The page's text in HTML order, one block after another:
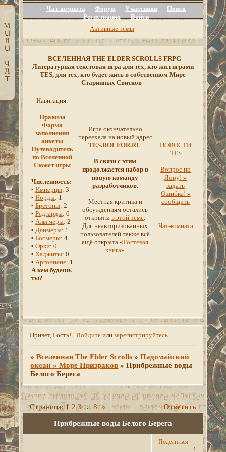
Чат-комната Форум Участники
Поиск
Регистрация
Войти
Активные темы
ВСЕЛЕННАЯ THE ELDER SCROLLS FRPG
Литературная текстовая игра для тех, кто жил играми
TES, для тех, кто будет жить в собственном Мире
Старинных Свитков
Навигация:
Правила
Форма
заполнения
анкеты
Путеводитель
по Вселенной
Сюжет игры
Численность:
▪Имперцы: 3
▪Норды: 1
▪Бретоны: 2
▪Редгарды: 0
▪Альтмеры: 2
▪Данмеры: 1
▪Босмеры: 4
▪Орки: 0
▪Хаджиты: 0
▪Аргониане: 1
А кем будешь
ты?
Игра окончательно
переехала на новый адрес
TES.ROLFOR.RU.
В связи с этим
продолжается набор в
новую команду
разработчиков.
Местная критика и
обсуждениям остались
открытыв этой теме.
Для неавторизованных
пользователей также всё
ещё открыта «Гостевая
книга»
НОВОСТИ
TES
Вопрос по
Лору!»
задать
Ошибка! »
сообщить
Чат-комната
Привет, Гость! Войдитеили зарегистрируйтесь.
»Вселенная The Elder Scrolls »Падомайский
океан » Море Призраков »Прибрежные воды
Белого Берега
Прибрежные воды Белого Берега
Страница:1 2 3 … 8 » Ответить
Поделиться
1